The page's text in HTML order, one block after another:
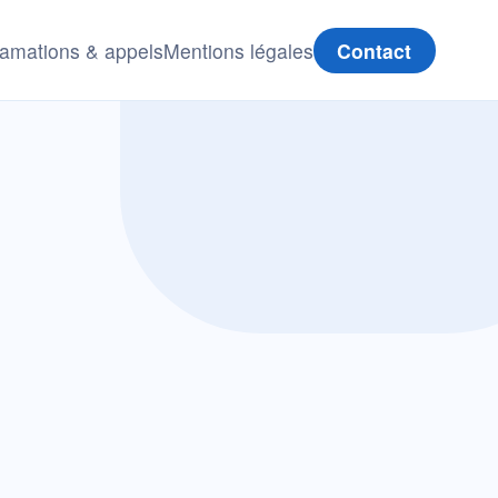
& appelsMentions légales Contact